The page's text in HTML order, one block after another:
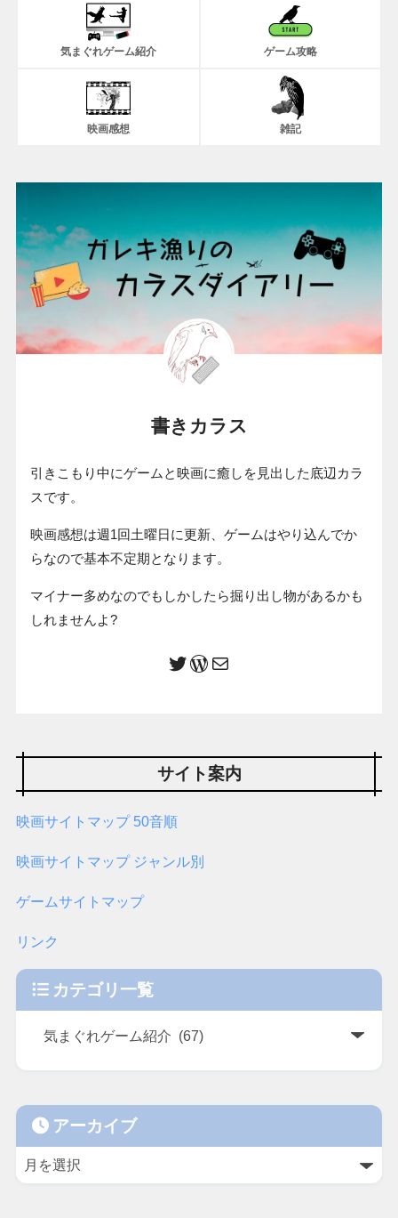
気まぐれゲーム紹介 ゲーム攻略
映画感想 雑記
書きカラス
引きこもり中にゲームと映画に癒しを見出した底辺カラ
スです。
映画感想は週1回土曜日に更新、ゲームはやり込んでか
らなので基本不定期となります。
マイナー多めなのでもしかしたら掘り出し物があるかも
しれませんよ?
サイト案内
映画サイトマップ 50音順
映画サイトマップ ジャンル別
ゲームサイトマップ
リンク
カテゴリ一覧
アーカイブ